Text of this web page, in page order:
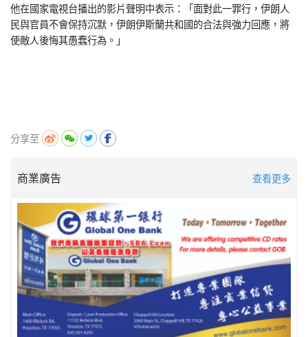
他在國家電視台播出的影片聲明中表示：「面對此一罪行， 伊朗人
民與官員不會保持沉默， 伊朗伊斯蘭共和國的合法與強力回應，將
使敵人後悔其愚蠢行為。」
分享至
商業廣告 查看更多